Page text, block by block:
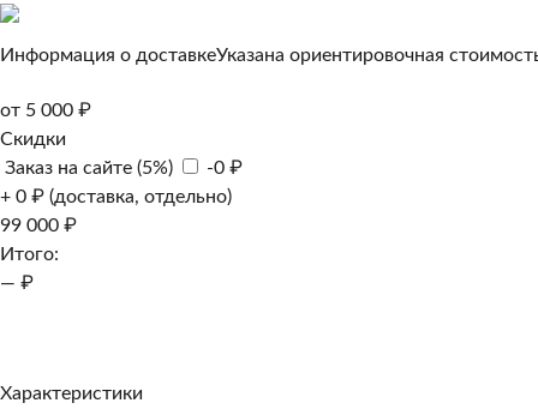
Информация о доставкеУказана ориентировочная
от 5 000 ₽
Скидки
Заказ на сайте (5%)
-0 ₽
+ 0 ₽ (доставка, отдельно)
99 000 ₽
Итого:
— ₽
Характеристики